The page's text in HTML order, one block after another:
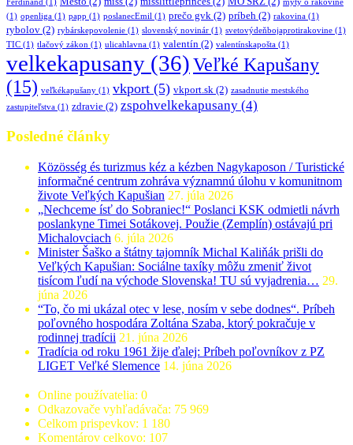
(1) openliga (1) papp (1) poslanecEmil (1) prečo gvk (2) príbeh (2) rakovina (1)
rybolov (2) rybárskepovolenie (1) slovenský novinár (1) svetovýdeňbojaprotirakovine (1)
TIC (1) tlačový zákon (1) ulicahlavna (1) valentín (2) valentínskapošta (1)
velkekapusany (36)Veľké Kapušany
(15) veľkékapušany (1) vkport (5) vkport.sk (2) zasadnutie mestského
zastupiteľstva (1) zdravie (2) zspohvelkekapusany (4)
Posledné články
Közösség és turizmus kéz a kézben Nagykaposon / Turistické
informačné centrum zohráva významnú úlohu v komunitnom
živote Veľkých Kapušian 27. júla 2026
„Nechceme ísť do Sobraniec!“ Poslanci KSK odmietli návrh
poslankyne Timei Sotákovej. Použie (Zemplín) ostávajú pri
Michalovciach 6. júla 2026
Minister Šaško a štátny tajomník Michal Kaliňák prišli do
Veľkých Kapušian: Sociálne taxíky môžu zmeniť život
tisícom ľudí na východe Slovenska! TU sú vyjadrenia… 29.
júna 2026
“To, čo mi ukázal otec v lese, nosím v sebe dodnes“. Príbeh
poľovného hospodára Zoltána Szaba, ktorý pokračuje v
rodinnej tradícii 21. júna 2026
Tradícia od roku 1961 žije ďalej: Príbeh poľovníkov z PZ
LIGET Veľké Slemence 14. júna 2026
Online používatelia: 0
Odkazovače vyhľadávača: 75 969
Celkom prispevkov: 1 180
Komentárov celkovo: 107